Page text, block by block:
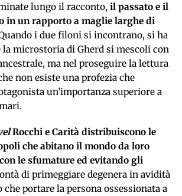
lungo il racconto, il passato e il
in un rapporto a maglie larghe di
i due filoni si incontrano, si ha
la microstoria di Gherd si mescoli con
ma nel proseguire la lettura
non esiste una profezia che
un’importanza superiore a
Rocchi e Carità distribuiscono le
che abitano il mondo da loro
le sfumature ed evitando gli
di primeggiare degenera in avidità
portare la persona ossessionata a